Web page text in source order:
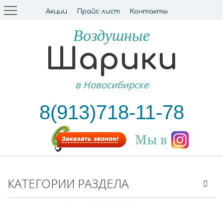
Акции Прайс лист Контакты
Воздушные
Шарики
в Новосибирске
8(913)718-11-78
КАТЕГОРИИ РАЗДЕЛА